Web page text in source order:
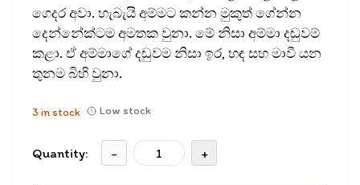
ගෙදර අවා. හැබැයි අම්මට කන්න මුකුත් ගේන්න
දෙන්නේක්ටම අමතක වුනා. මේ නිසා අම්මා දඬුවම්
කළා. ඒ අම්මාගේ දඬුවම නිසා ඉර, හඳ සහ මාවී යන
තුනම බිහි වුනා.
3 in stock Low stock
Quantity: - +